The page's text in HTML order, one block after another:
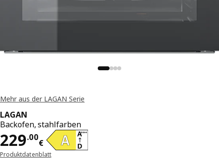
Mehr aus der LAGAN Serie
LAGAN
Backofen, stahlfarben
229.00
€
Preis 229.00€
Produktdatenblatt